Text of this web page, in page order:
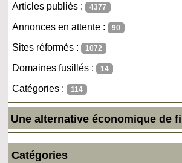
Articles publiés : 4377
Annonces en attente : 90
Sites réformés : 1072
Domaines fusillés : 14
Catégories : 114
Une alternative économique de
Catégories